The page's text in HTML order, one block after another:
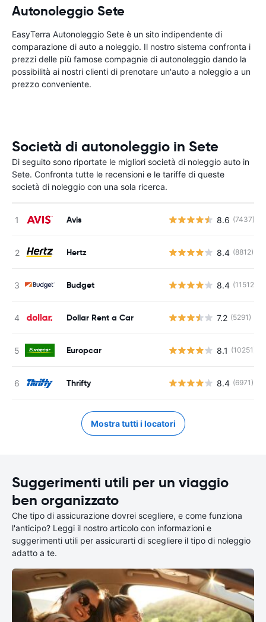
Autonoleggio Sete
EasyTerra Autonoleggio Sete è un sito indipendente di
comparazione di auto a noleggio. Il nostro sistema confronta i
prezzi delle più famose compagnie di autonoleggio dando la
possibilità ai nostri clienti di prenotare un'auto a noleggio a un
prezzo conveniente.
Società di autonoleggio in Sete
Di seguito sono riportate le migliori società di noleggio auto in
Sete. Confronta tutte le recensioni e le tariffe di queste
società di noleggio con una sola ricerca.
Avis 8.6 (7437)
Hertz 8.4 (8812)
Budget 8.4 (11512)
Dollar Rent a Car 7.2 (5291)
Europcar 8.1 (10251)
Thrifty 8.4 (6971)
Mostra tutti i locatori
Suggerimenti utili per un viaggio
ben organizzato
Che tipo di assicurazione dovrei scegliere, e come funziona
l'anticipo? Leggi il nostro articolo con informazioni e
suggerimenti utili per assicurarti di scegliere il tipo di noleggio
adatto a te.